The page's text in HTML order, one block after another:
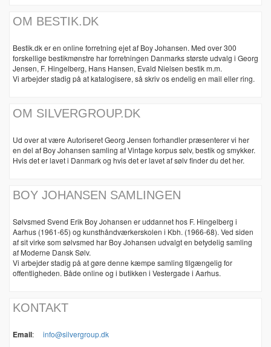
OM BESTIK.DK
Bestik.dk er en online forretning ejet af Boy Johansen. Med over 300
forskellige bestikmønstre har forretningen Danmarks største udvalg i Georg
Jensen, F. Hingelberg, Hans Hansen, Evald Nielsen bestik m.m.
Vi arbejder stadig på at katalogisere, så skriv os endelig en mail eller ring.
OM SILVERGROUP.DK
Ud over at være Autoriseret Georg Jensen forhandler præsenterer vi her
en del af Boy Johansen samling af Vintage korpus sølv, bestik og smykker.
Hvis det er lavet i Danmark og hvis det er lavet af sølv finder du det her.
BOY JOHANSEN SAMLINGEN
Sølvsmed Svend Erik Boy Johansen er uddannet hos F. Hingelberg i
Aarhus (1961-65) og kunsthåndværkerskolen i Kbh. (1966-68). Ved siden
af sit virke som sølvsmed har Boy Johansen udvalgt en betydelig samling
af Moderne Dansk Sølv.
Vi arbejder stadig på at gøre denne kæmpe samling tilgængelig for
offentligheden. Både online og i butikken i Vestergade i Aarhus.
KONTAKT
Email: info@silvergroup.dk